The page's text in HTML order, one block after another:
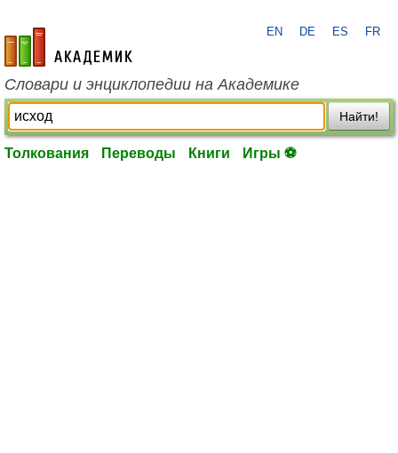
academic.ru
EN DE ES FR
Словари и энциклопедии на Академике
Найти!
Толкования Переводы Книги Игры ⚽